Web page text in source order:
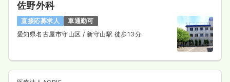
佐野外科
直接応募求人
車通勤可
愛知県名古屋市守山区/ 新守山駅 徒歩13分